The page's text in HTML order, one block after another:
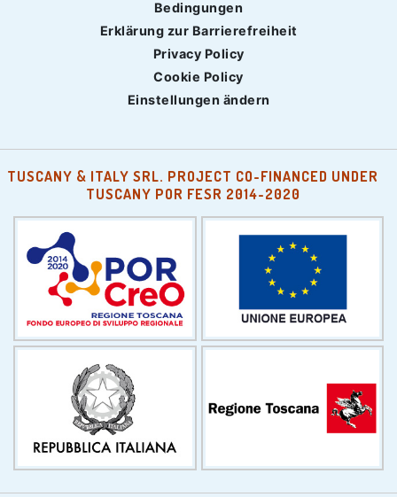
Bedingungen
Erklärung zur Barrierefreiheit
Privacy Policy
Cookie Policy
Einstellungen ändern
TUSCANY & ITALY SRL. PROJECT CO-FINANCED UNDER
TUSCANY POR FESR 2014-2020